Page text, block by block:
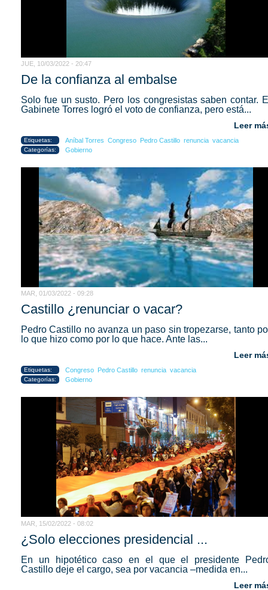
JUE, 10/03/2022 - 20:47
De la confianza al embalse
Solo fue un susto. Pero los congresistas saben contar.
Gabinete Torres logró el voto de confianza, pero está...
Leer
Etiquetas: Aníbal Torres Congreso Pedro Castillo renuncia vacancia
Categorías: Gobierno
MAR, 01/03/2022 - 09:28
Castillo ¿renunciar o vacar?
Pedro Castillo no avanza un paso sin tropezarse, tanto
lo que hizo como por lo que hace. Ante las...
Leer
Etiquetas: Congreso Pedro Castillo renuncia vacancia
Categorías: Gobierno
MAR, 15/02/2022 - 08:02
¿Solo elecciones presidencial ...
En un hipotético caso en el que el presidente
Castillo deje el cargo, sea por vacancia –medida en...
Leer